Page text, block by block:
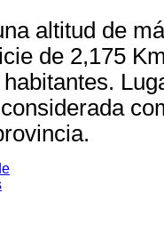
altitud de
de 2,175